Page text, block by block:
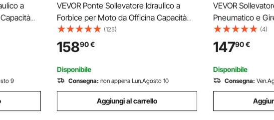
a
9,5-
da
9
VEVOR Ponte Sollevatore Idraulico a
Forbice per Moto da Officina Capacità
Max. 158kg Altezza Regolabile 35-
90,5cm, Ponte Sollevatore Alzamoto da
Officina Operazione Idraulica Piattaforma
41,5 x 35 cm
(125)
15890€
Disponibile
Consegna: non appena Lun.Agosto 10
Aggiungi al carrello
VEVOR
Pneumatico e
Sollevamento di
per Riparazione
Carico di 680 kg
(4)
14790€
Disponibile
Consegna: